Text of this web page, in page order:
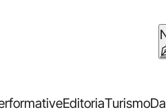
EditoriaTurismo